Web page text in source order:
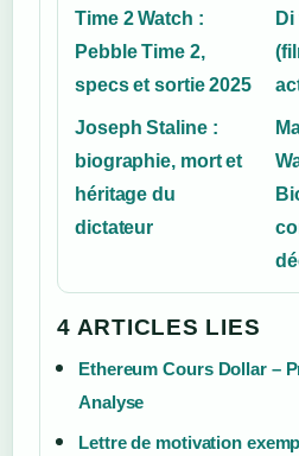
Time 2 Watch :
Pebble Time 2,
specs et sortie 2025
Joseph Staline :
biographie, mort et
héritage du
dictateur
4 ARTICLES LIES
Ethereum Cours Dollar –
Analyse
Lettre de motivation